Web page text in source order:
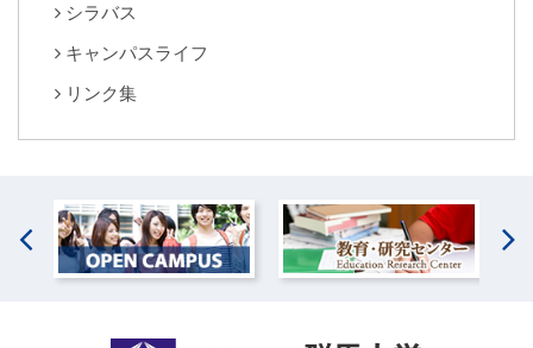
シラバス
キャンパスライフ
リンク集